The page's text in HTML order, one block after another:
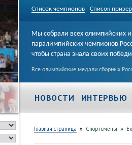
Список чемпионов Список
Мы собрали всех олимпийских и
паралимпийских чемпионов
чтобы страна знала своих
Все олимпийские медали сборных
НОВОСТИ ИНТЕРВЬЮ
Главная страница » Спортсмены »